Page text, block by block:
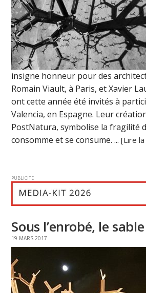
insigne honneur pour des
Romain Viault, à Paris, et Xavier
ont cette année été invités à
Valencia, en Espagne. Leur
PostNatura, symbolise la fragilité
consomme et se consume. ...[Lire
PUBLICITE
Sous l’enrobé, le
19 MARS 2017